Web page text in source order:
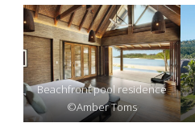
Beachfront pool residence
©Amber Toms